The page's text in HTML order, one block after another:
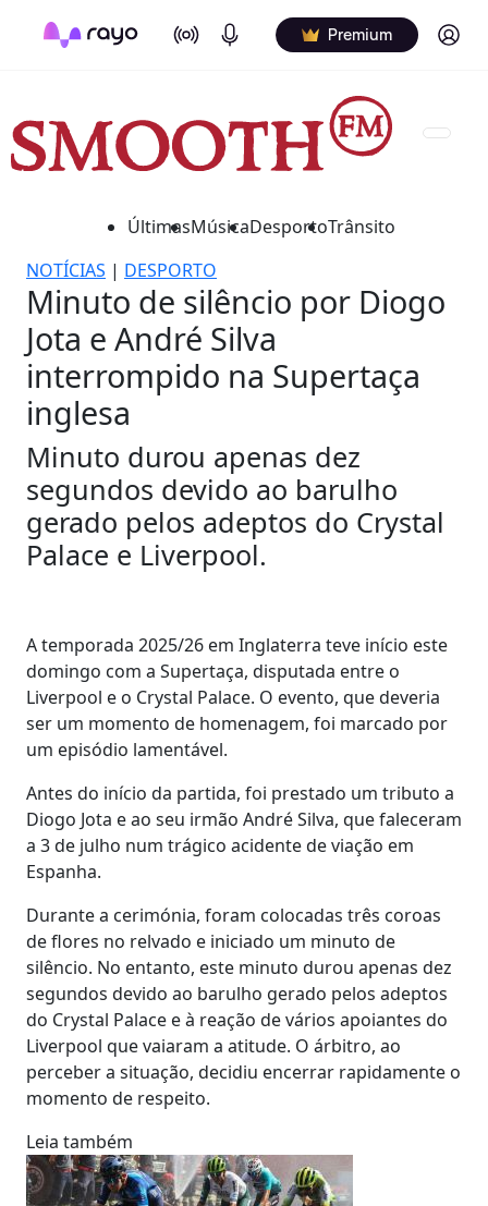
On Air Podcasts Premium Log in
ÚltimasMúsicaDesportoTrânsito
NOTÍCIAS | DESPORTO
Minuto de silêncio por Diogo
Jota e André Silva
interrompido na Supertaça
inglesa
Minuto durou apenas dez
segundos devido ao barulho
gerado pelos adeptos do Crystal
Palace e Liverpool.
A temporada 2025/26 em Inglaterra teve início este
domingo com a Supertaça, disputada entre o
Liverpool e o Crystal Palace. O evento, que deveria
ser um momento de homenagem, foi marcado por
um episódio lamentável.
Antes do início da partida, foi prestado um tributo a
Diogo Jota e ao seu irmão André Silva, que faleceram
a 3 de julho num trágico acidente de viação em
Espanha.
Durante a cerimónia, foram colocadas três coroas
de flores no relvado e iniciado um minuto de
silêncio. No entanto, este minuto durou apenas dez
segundos devido ao barulho gerado pelos adeptos
do Crystal Palace e à reação de vários apoiantes do
Liverpool que vaiaram a atitude. O árbitro, ao
perceber a situação, decidiu encerrar rapidamente o
momento de respeito.
Leia também